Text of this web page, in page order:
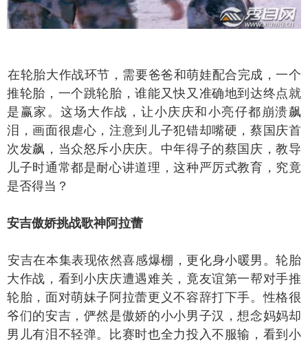
胎大作战环节，需要爸爸和萌娃配合完成，一个
推轮胎，一个跳轮胎，谁能又快又准确地到达终点就
是赢家。这场大作战，让小庆庆和小亮仔都崩溃飙
泪，画面很虐心，注意到儿子犯错却嘴硬，蔡国庆首
次发飙，当众怒斥小庆庆。中年得子的蔡国庆，教导
儿子时通常都是耐心讲道理，这种严厉式教育，究竟
是否得当？
傲娇挑战歌神阿拉蕾
在本集表现依然喜感爆棚，更化身小暖男。轮胎
大作战，看到小庆庆遭遇难关，竟友谊第一帮对手推
轮胎，面对萌妹子阿拉蕾更义不容辞打下手。性格很
爷们的安吉，俨然是傲娇的小小男子汉，想念妈妈却
男儿有泪不轻弹。比赛时也全力投入不服输，看到小